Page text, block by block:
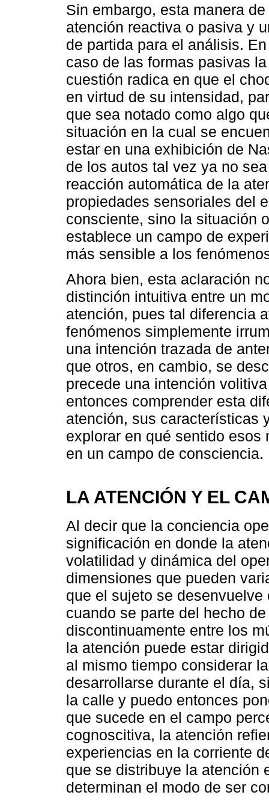
Sin embargo, esta manera
atención reactiva o pasiva y
de partida para el análisis.
caso de las formas pasivas
cuestión radica en que el
en virtud de su intensidad,
que sea notado como algo
situación en la cual se
estar en una exhibición de
de los autos tal vez ya no
reacción automática de la
propiedades sensoriales del
consciente, sino la situación
establece un campo de
más sensible a los
Ahora bien, esta aclaración
distinción intuitiva entre un
atención, pues tal diferencia
fenómenos simplemente
una intención trazada de
que otros, en cambio, se
precede una intención
entonces comprender esta
atención, sus características
explorar en qué sentido
en un campo de consciencia.
LA ATENCIÓN Y EL
Al decir que la conciencia
significación en donde la
volatilidad y dinámica del
dimensiones que pueden
que el sujeto se
cuando se parte del hecho
discontinuamente entre los
la atención puede estar
al mismo tiempo considerar
desarrollarse durante el día,
la calle y puedo entonces
que sucede en el campo
cognoscitiva, la atención
experiencias en la corriente
que se distribuye la atención
determinan el modo de ser